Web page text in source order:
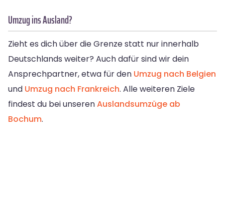
Umzug ins Ausland?
Zieht es dich über die Grenze statt nur innerhalb
Deutschlands weiter? Auch dafür sind wir dein
Ansprechpartner, etwa für den Umzug nach Belgien
und Umzug nach Frankreich. Alle weiteren Ziele
findest du bei unserenAuslandsumzüge ab
Bochum.